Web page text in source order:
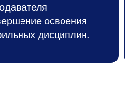
освоения
дисциплин.